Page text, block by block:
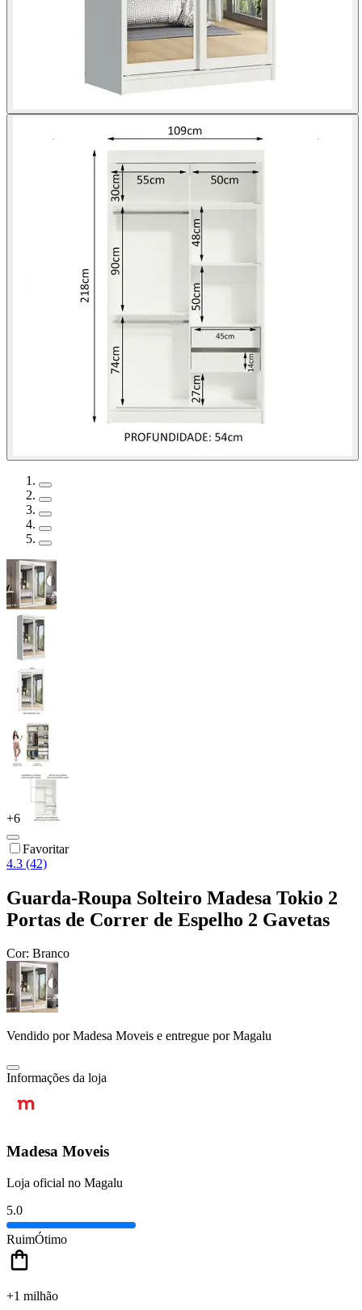
+6
Favoritar
4.3 (42)
Guarda-Roupa Solteiro Madesa Tokio 2
Portas de Correr de Espelho 2 Gavetas
Cor: Branco
Vendido porMadesa Moveis e entregue por Magalu
Informações da loja
Madesa Moveis
Loja oficial no Magalu
5.0
RuimÓtimo
+1 milhão